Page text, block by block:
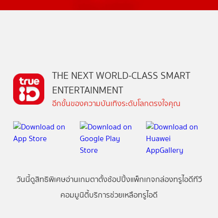
THE NEXT WORLD-CLASS SMART
ENTERTAINMENT
อีกขั้นของความบันเทิงระดับโลกตรงใจคุณ
วันนี้ดูสิทธิพิเศษอ่านเกมตาตั้งช้อปปิ้งแพ็กเกจกล่องทรูไอดีทีวี
คอมมูนิตี้บริการช่วยเหลือทรูไอดี